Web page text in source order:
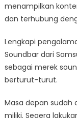
menampilkan
dan terhubung
Lengkapi
Soundbar dari
sebagai merek
berturut-turut.
Masa depan sudah
miliki. Segera